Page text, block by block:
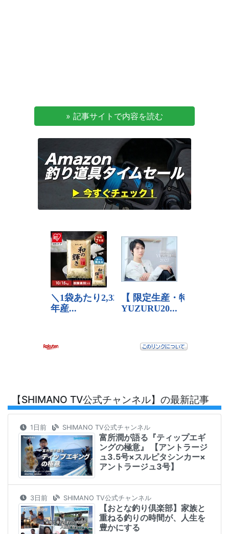
» 記事サイトで内容を読む
【SHIMANO TV公式チャンネル】の最新記事
1日前 SHIMANO TV公式チャンネル
富所潤が語る『ティップエギ
ングの極意』 【アントラージ
ュ3.5号×スルピタシンカー×
アントラージュ3号】
3日前 SHIMANO TV公式チャンネル
【おとな釣り倶楽部】家族と
重ねる釣りの時間が、人生を
豊かにする